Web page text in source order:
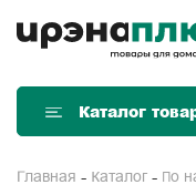
Каталог
Главная Каталог По